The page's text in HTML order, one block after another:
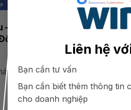
Liên hệ
Bạn cần tư vấn
Bạn cần biết thêm thông tin
cho doanh nghiệp
Giải Pháp
Số Thành
triển mạnh